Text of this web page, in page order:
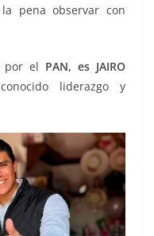
pena observar con
por el PAN, es JAIRO
liderazgo y